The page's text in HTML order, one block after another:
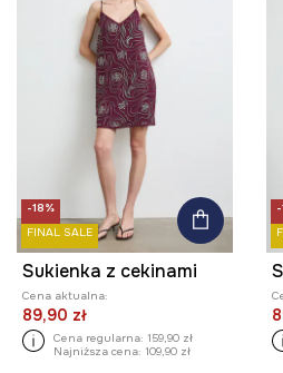
-18%
FINAL SALE
Sukienka z cekinami
Cena aktualna:
89,90 zł
Cena regularna: 159,90 zł
Najniższa cena: 109,90 zł